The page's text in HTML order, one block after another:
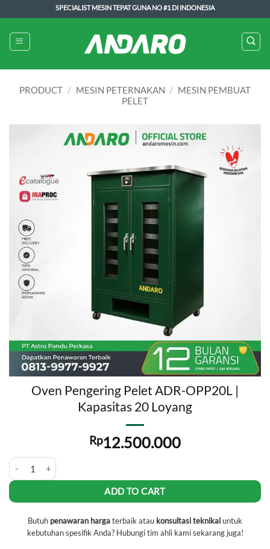
to
content
SPECIALIST MESIN TEPAT GUNA NO #1 DI INDONESIA
PRODUCT / MESIN PETERNAKAN / MESIN PEMBUAT
PELET
Oven Pengering Pelet ADR-OPP20L |
Kapasitas 20 Loyang
Rp12.500.000
Oven Pengering Pelet ADR-OPP20L | Kapasitas 20 Loyang quantity
ADD TO CART
Butuh penawaran hargaterbaik atau konsultasi teknikaluntuk
kebutuhan spesifik Anda? Hubungi tim ahli kami sekarang juga!